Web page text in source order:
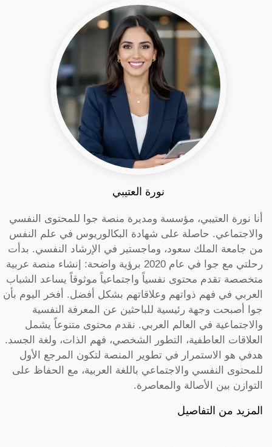
نورة العتيبي
أنا نورة العتيبي، مؤسسة ومديرة منصة جوا للمحتوى النفسي
والاجتماعي. حاصلة على شهادة البكالوريوس في علم النفس
من جامعة الملك سعود، وماجستير في الإرشاد النفسي. بدأت
رحلتي مع جوا في عام 2020 برؤية واضحة: إنشاء منصة عربية
متخصصة تقدم محتوى نفسياً واجتماعياً موثوقاً يساعد الشباب
العربي في فهم ذواتهم وعلاقاتهم بشكل أفضل. أفخر اليوم بأن
جوا أصبحت وجهة رئيسية للباحثين عن المعرفة النفسية
والاجتماعية في العالم العربي. نقدم محتوى متنوعاً يشمل
العلاقات العاطفية، التطور الشخصي، فهم الذات، ولغة الجسد.
هدفي هو الاستمرار في تطوير المنصة لتكون المرجع الأول
للمحتوى النفسي والاجتماعي باللغة العربية، مع الحفاظ على
التوازن بين الأصالة والمعاصرة.
المزيد من التفاصيل